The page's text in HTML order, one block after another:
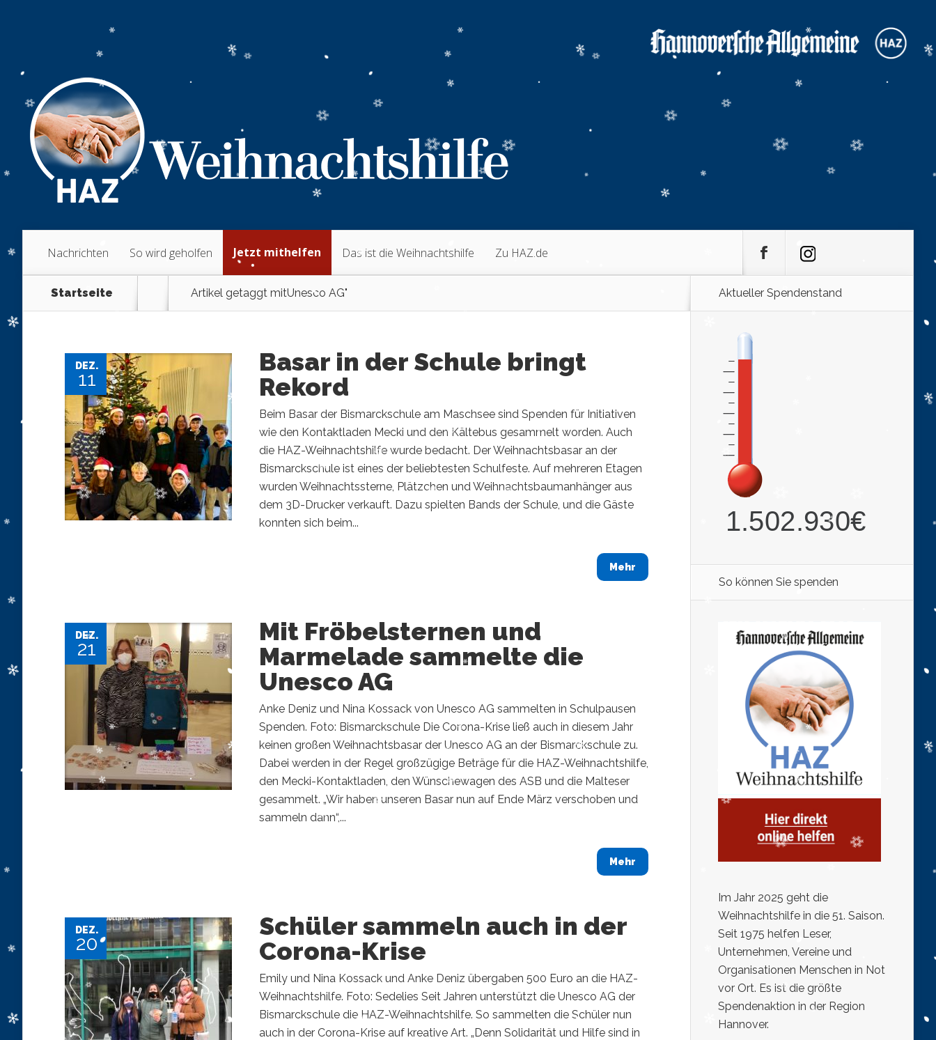
Nachrichten So wird geholfen Jetzt mithelfen Das ist die Weihnachtshilfe Zu HAZ.de
Startseite Artikel getaggt mitUnesco AG"
DEZ.
11
Basar in der Schule bringt
Rekord
Beim Basar der Bismarckschule am Maschsee sind Spenden für Initiativen
wie den Kontaktladen Mecki und den Kältebus gesammelt worden. Auch
die HAZ-Weihnachtshilfe wurde bedacht. Der Weihnachtsbasar an der
Bismarckschule ist eines der beliebtesten Schulfeste. Auf mehreren Etagen
wurden Weihnachtssterne, Plätzchen und Weihnachtsbaumanhänger aus
dem 3D-Drucker verkauft. Dazu spielten Bands der Schule, und die Gäste
konnten sich beim...
Mehr
DEZ.
21
Mit Fröbelsternen und
Marmelade sammelte die
Unesco AG
Anke Deniz und Nina Kossack von Unesco AG sammelten in Schulpausen
Spenden. Foto: Bismarckschule ​Die Corona-Krise ließ auch in diesem Jahr
keinen großen Weihnachtsbasar der Unesco AG an der Bismarckschule zu.
Dabei werden in der Regel großzügige Beträge für die HAZ-Weihnachtshilfe,
den Mecki-Kontaktladen, den Wünschewagen des ASB und die Malteser
gesammelt. „Wir haben unseren Basar nun auf Ende März verschoben und
sammeln dann“,...
Mehr
DEZ.
20
Schüler sammeln auch in der
Corona-Krise
Emily und Nina Kossack und Anke Deniz übergaben 500 Euro an die HAZ-
Weihnachtshilfe. Foto: Sedelies Seit Jahren unterstützt die Unesco AG der
Bismarckschule die HAZ-Weihnachtshilfe. So sammelten die Schüler nun
auch in der Corona-Krise auf kreative Art. „Denn Solidarität und Hilfe sind in
Aktueller Spendenstand
So können Sie spenden
Im Jahr 2025 geht die
Weihnachtshilfe in die 51. Saison.
Seit 1975 helfen Leser,
Unternehmen, Vereine und
Organisationen Menschen in Not
vor Ort. Es ist die größte
Spendenaktion in der Region
Hannover.